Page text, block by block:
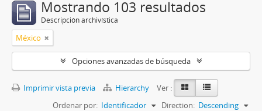
Mostrando 103 resultados
Descripción archivística
México
Opciones avanzadas de búsqueda
Imprimir vista previa Hierarchy
Ver :
Ordenar por: Identificador Direction: Descending